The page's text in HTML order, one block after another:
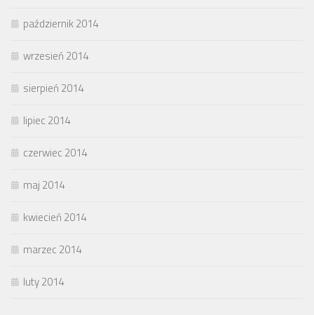
październik 2014
wrzesień 2014
sierpień 2014
lipiec 2014
czerwiec 2014
maj 2014
kwiecień 2014
marzec 2014
luty 2014